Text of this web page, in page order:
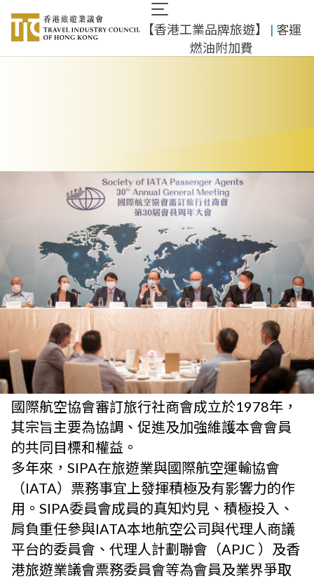
內
Main
navigation
​【香港工業品牌旅遊】 ​ | 客運
燃油附加費
國際航空協會審訂旅行社商會成立於1978年，
其宗旨主要為協調、促進及加強維護本會會員
的共同目標和權益。
多年來，SIPA在旅遊業與國際航空運輸協會
（IATA）票務事宜上發揮積極及有影響力的作
用。SIPA委員會成員的真知灼見、積極投入、
肩負重任參與IATA本地航空公司與代理人商議
平台的委員會、代理人計劃聯會（APJC ）及香
港旅遊業議會票務委員會等為會員及業界爭取